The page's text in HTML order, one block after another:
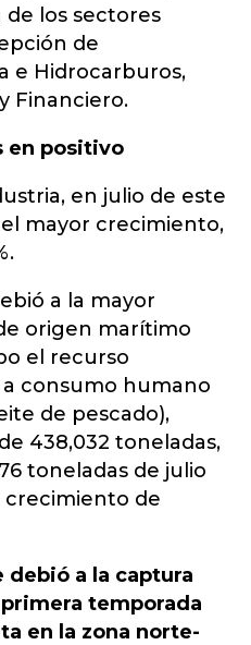
de los sectores
de
e Hidrocarburos,
Financiero.
en positivo
en julio de este
mayor crecimiento,
a la mayor
origen marítimo
el recurso
consumo humano
de pescado),
438,032 toneladas,
toneladas de julio
crecimiento de
a la captura
temporada
en la zona norte-